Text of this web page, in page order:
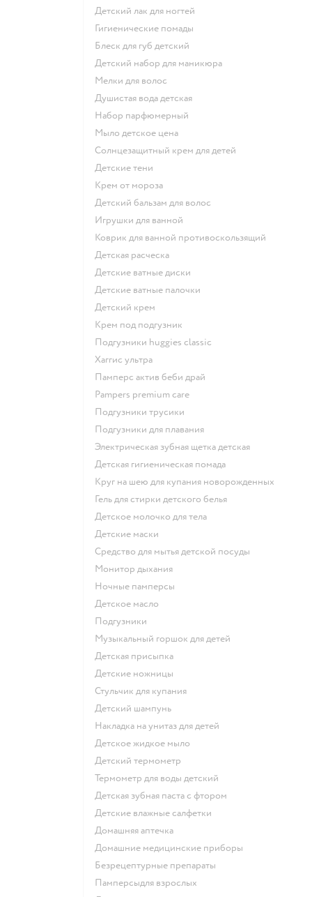
детский лак для ногтей
гигиенические помады
блеск для губ детский
детский набор для маникюра
мелки для волос
душистая вода детская
набор парфюмерный
мыло детское цена
солнцезащитный крем для детей
детские тени
крем от мороза
детский бальзам для волос
игрушки для ванной
коврик для ванной противоскользящий
детская расческа
детские ватные диски
детские ватные палочки
детский крем
крем под подгузник
подгузники huggies classic
хаггис ультра
памперс актив беби драй
pampers premium care
подгузники трусики
подгузники для плавания
электрическая зубная щетка детская
детская гигиеническая помада
круг на шею для купания новорожденных
гель для стирки детского белья
детское молочко для тела
детские маски
средство для мытья детской посуды
монитор дыхания
ночные памперсы
детское масло
подгузники
музыкальный горшок для детей
детская присыпка
детские ножницы
стульчик для купания
детский шампунь
накладка на унитаз для детей
детское жидкое мыло
детский термометр
термометр для воды детский
детская зубная паста с фтором
детские влажные салфетки
домашняя аптечка
домашние медицинские приборы
безрецептурные препараты
памперсыдля взрослых